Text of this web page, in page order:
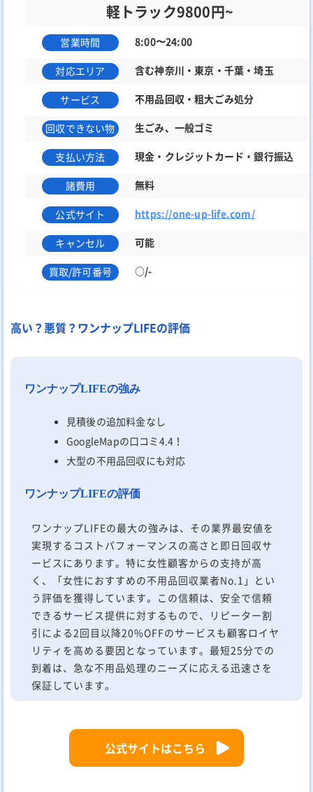
軽トラック9800円~
営業時間 8:00〜24:00
対応エリア 含む神奈川・東京・千葉・埼玉
サービス 不用品回収・粗大ごみ処分
回収できない物 生ごみ、一般ゴミ
支払い方法 現金・クレジットカード・銀行振込
諸費用 無料
公式サイト https://one-up-life.com/
キャンセル 可能
買取/許可番号 ○/-
高い？悪質？ワンナップLIFEの評価
ワンナップLIFEの強み
見積後の追加料金なし
GoogleMapの口コミ4.4！
大型の不用品回収にも対応
ワンナップLIFEの評価
ワンナップLIFEの最大の強みは、その業界最安値を
実現するコストパフォーマンスの高さと即日回収サ
ービスにあります。特に女性顧客からの支持が高
く、「女性におすすめの不用品回収業者No.1」とい
う評価を獲得しています。この信頼は、安全で信頼
できるサービス提供に対するもので、リピーター割
引による2回目以降20%OFFのサービスも顧客ロイヤ
リティを高める要因となっています。最短25分での
到着は、急な不用品処理のニーズに応える迅速さを
保証しています。
公式サイトはこちら